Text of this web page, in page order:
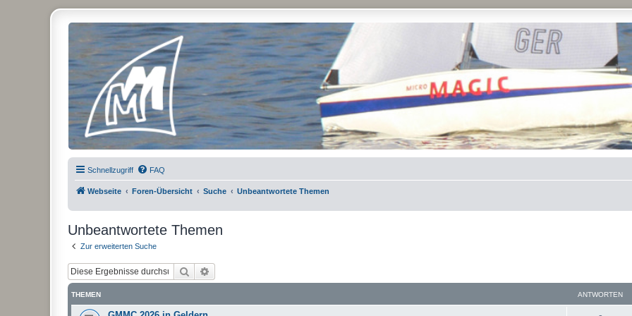
Micro Magic Forum Deutschland
Schnellzugriff FAQ
Webseite Foren-Übersicht Suche Unbeantwortete Themen
Unbeantwortete Themen
Zur erweiterten Suche
Suche
THEMEN ANTWORTEN